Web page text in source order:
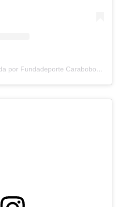
Una publicación compartida por Fundadeporte Carabobo (@fundadeporte)